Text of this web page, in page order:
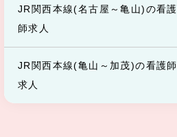
JR関西本線(名古屋～亀山)の看護
師求人
JR関西本線(亀山～加茂)の看護師
求人